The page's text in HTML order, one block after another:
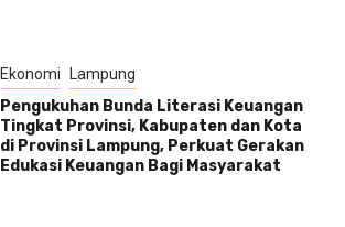
Ekonomi Lampung
Pengukuhan Bunda Literasi Keuangan
Tingkat Provinsi, Kabupaten dan Kota
di Provinsi Lampung, Perkuat Gerakan
Edukasi Keuangan Bagi Masyarakat